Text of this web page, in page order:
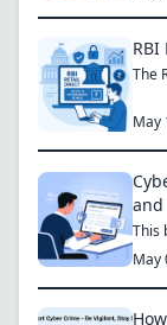
RBI
The
May
and
This
May